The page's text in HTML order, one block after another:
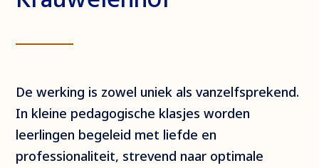
De werking is zowel uniek als vanzelfsprekend.
In kleine pedagogische klasjes worden
leerlingen begeleid met liefde en
professionaliteit, strevend naar optimale